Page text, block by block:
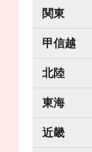
関東
甲信越
北陸
東海
近畿